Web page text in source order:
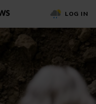
LOG IN